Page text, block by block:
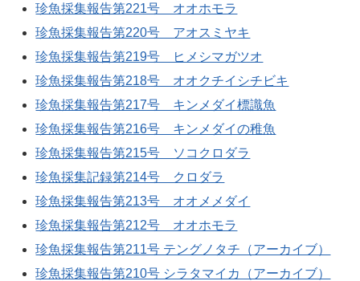
珍魚採集報告第221号 オオホモラ
珍魚採集報告第220号 アオスミヤキ
珍魚採集報告第219号 ヒメシマガツオ
珍魚採集報告第218号 オオクチイシチビキ
珍魚採集報告第217号 キンメダイ標識魚
珍魚採集報告第216号 キンメダイの稚魚
珍魚採集報告第215号 ソコクロダラ
珍魚採集記録第214号 クロダラ
珍魚採集報告第213号 オオメメダイ
珍魚採集報告第212号 オオホモラ
珍魚採集報告第211号 テングノタチ（アーカイブ）
珍魚採集報告第210号 シラタマイカ（アーカイブ）